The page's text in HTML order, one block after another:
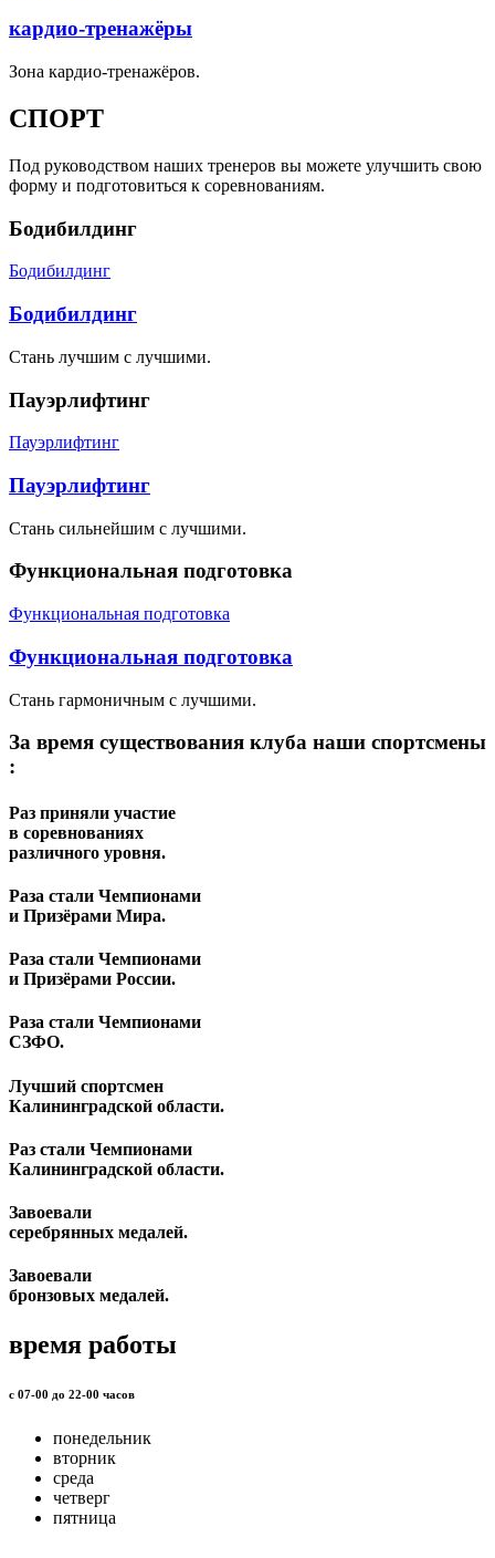
кардио-тренажёры
Зона кардио-тренажёров.
СПОРТ
Под руководством наших тренеров вы можете улучшить свою
форму и подготовиться к соревнованиям.
Бодибилдинг
Бодибилдинг
Бодибилдинг
Стань лучшим с лучшими.
Пауэрлифтинг
Пауэрлифтинг
Пауэрлифтинг
Стань сильнейшим с лучшими.
Функциональная подготовка
Функциональная подготовка
Функциональная подготовка
Стань гармоничным с лучшими.
За время существования клуба наши спортсмены
:
Раз приняли участие
в соревнованиях
различного уровня.
Раза стали Чемпионами
и Призёрами Мира.
Раза стали Чемпионами
и Призёрами России.
Раза стали Чемпионами
СЗФО.
Лучший спортсмен
Калининградской области.
Раз стали Чемпионами
Калининградской области.
Завоевали
серебрянных медалей.
Завоевали
бронзовых медалей.
время работы
с 07-00 до 22-00 часов
понедельник
вторник
среда
четверг
пятница